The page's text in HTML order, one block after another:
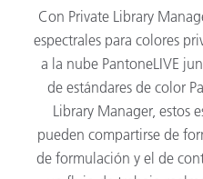
Con Private Library
espectrales para colores
a la nube PantoneLIVE
de estándares de color
Library Manager, estos
pueden compartirse de
de formulación y el de